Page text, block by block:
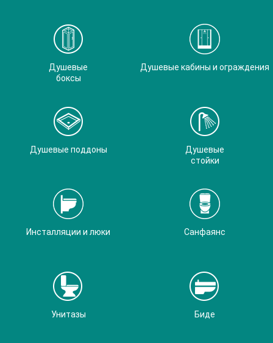
Душевые
боксы
Душевые кабины и ограждения
Душевые поддоны
Душевые
стойки
Инсталляции и люки Санфаянс
Унитазы Биде